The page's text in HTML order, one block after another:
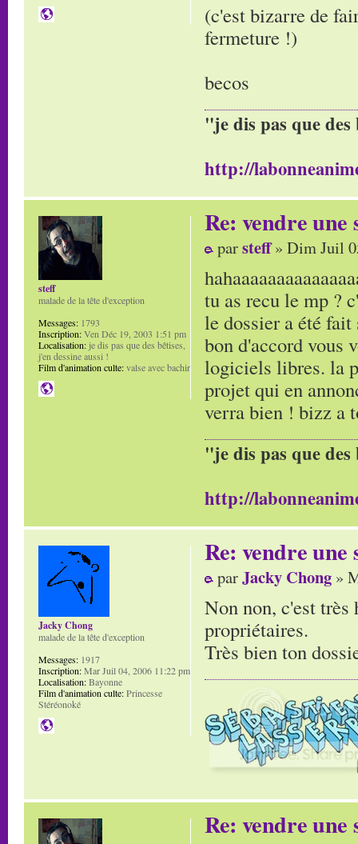
(c'est bizarre de
fermeture !)
becos
"je dis pas que
http://
Re: vendre une
parsteff» Dim Juil
tu as recu le mp ?
le dossier a été
bon d'accord vous
logiciels libres. la
projet qui en
verra bien ! bizz a
"je dis pas que
http://
steff
malade de la tête d'exception
Messages: 1793
Inscription:Ven Déc 19, 2003 1:51 pm
Localisation: je dis pas que des bêtises,
j'en dessine aussi !
Film d'animation culte:valse avec bachir
Re: vendre une
parJacky Chong »
Non non, c'est
propriétaires.
Très bien ton
Jacky Chong
malade de la tête d'exception
Messages: 1917
Inscription:Mar Juil 04, 2006 11:22 pm
Localisation:Bayonne
Film d'animation culte:Princesse
Stéréonoké
Re: vendre une